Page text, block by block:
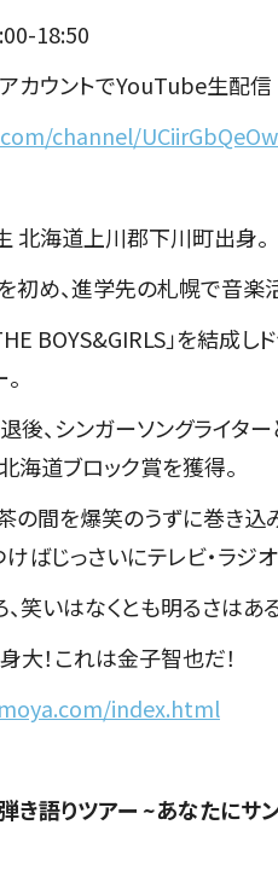
18:50
カウントでYouTube生配信
channel/
北海道上川郡下川町出身。
初め、進学先の札幌で音楽
BOYS&GIRLS」を結成
後、シンガーソングライタ
海道ブロック賞を獲得。
の間を爆笑のうずに巻き込
ばじっさいにテレビ・ラジ
笑いはなくとも明るさはある
大！これは金子智也だ！
index.html
き語りツアー ~あなたにサ